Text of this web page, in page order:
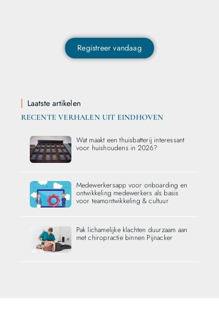
Registreer vandaag
Laatste artikelen
RECENTE VERHALEN UIT EINDHOVEN
Wat maakt een thuisbatterij interessant
voor huishoudens in 2026?
Medewerkersapp voor onboarding en
ontwikkeling medewerkers als basis
voor teamontwikkeling & cultuur
Pak lichamelijke klachten duurzaam aan
met chiropractie binnen Pijnacker